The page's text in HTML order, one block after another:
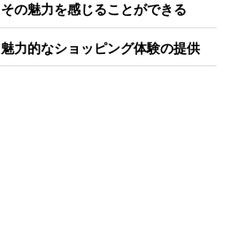
の魅力を感じることができる
力的なショッピング体験の提供